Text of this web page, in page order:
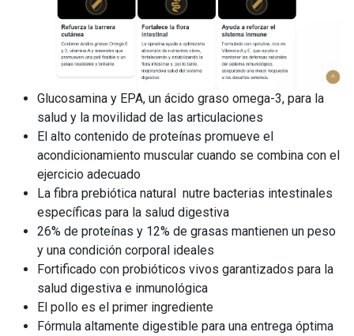
Glucosamina y EPA, un ácido graso omega-3, para la
salud y la movilidad de las articulaciones
El alto contenido de proteínas promueve el
acondicionamiento muscular cuando se combina con el
ejercicio adecuado
La fibra prebiótica natural nutre bacterias intestinales
específicas para la salud digestiva
26% de proteínas y 12% de grasas mantienen un peso
y una condición corporal ideales
Fortificado con probióticos vivos garantizados para la
salud digestiva e inmunológica
El pollo es el primer ingrediente
Fórmula altamente digestible para una entrega óptima